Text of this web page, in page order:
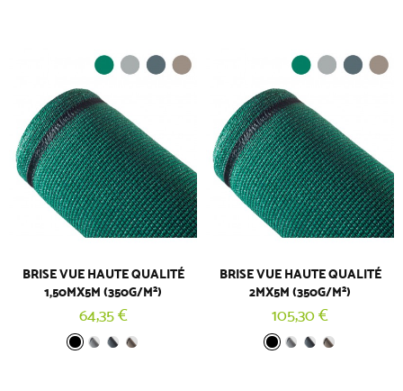
BRISE VUE HAUTE QUALITÉ
1,50MX5M (350G/M²)
64,35 €
BRISE VUE HAUTE QUALITÉ
2MX5M (350G/M²)
105,30 €